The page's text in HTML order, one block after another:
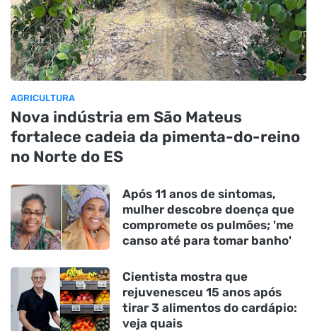
AGRICULTURA
Nova indústria em São Mateus
fortalece cadeia da pimenta-do-reino
no Norte do ES
Após 11 anos de sintomas,
mulher descobre doença que
compromete os pulmões; 'me
canso até para tomar banho'
Cientista mostra que
rejuvenesceu 15 anos após
tirar 3 alimentos do cardápio:
veja quais